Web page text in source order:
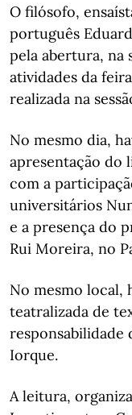
O filósofo,
português
pela abertura, na
atividades da
realizada na
No mesmo dia,
apresentação do
com a
universitários
e a presença do
Rui Moreira, no
No mesmo local,
teatralizada de
responsabilidade
Iorque.
A leitura,